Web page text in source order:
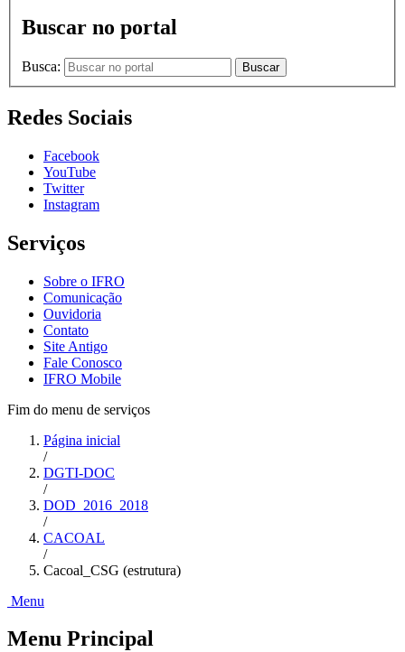
Buscar no portal
Busca: Buscar
Redes Sociais
Facebook
YouTube
Twitter
Instagram
Serviços
Sobre o IFRO
Comunicação
Ouvidoria
Contato
Site Antigo
Fale Conosco
IFRO Mobile
Fim do menu de serviços
Página inicial
/
DGTI-DOC
/
DOD_2016_2018
/
CACOAL
/
Cacoal_CSG (estrutura)
Menu
Menu Principal